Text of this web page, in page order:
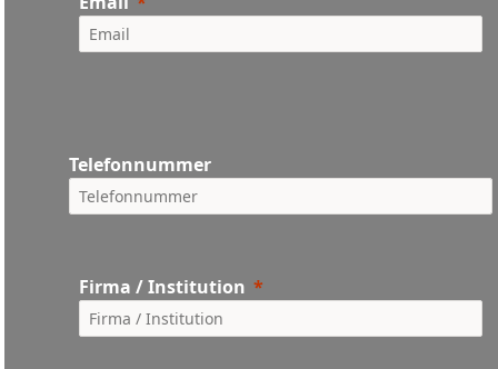
Telefonnummer
Firma / Institution